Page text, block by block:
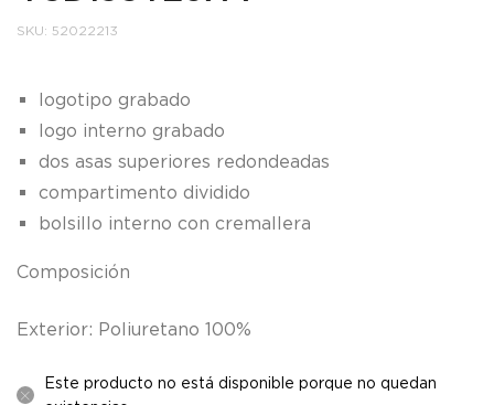
SKU: 52022213
logotipo grabado
logo interno grabado
dos asas superiores redondeadas
compartimento dividido
bolsillo interno con cremallera
Composición
Exterior: Poliuretano 100%
Este producto no está disponible porque no quedan